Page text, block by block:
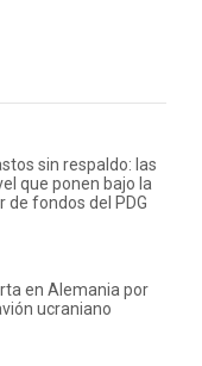
sin respaldo: las
que ponen bajo la
de fondos del PDG
en Alemania por
ucraniano